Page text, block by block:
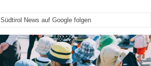
Südtirol News auf Google folgen